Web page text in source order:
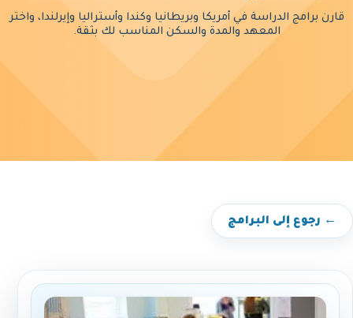
قارن برامج الدراسة في أمريكا وبريطانيا وكندا وأستراليا وإيرلندا، واختر
المعهد والمدة والسكن المناسب لك بثقة.
← رجوع إلى البرامج